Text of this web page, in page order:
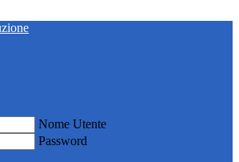
Nome Utente
Password